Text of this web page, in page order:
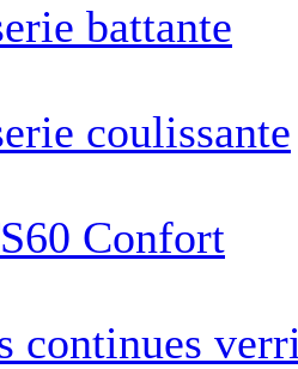
battante
coulissante
Confort
continues